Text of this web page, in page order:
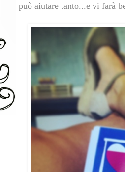
può aiutare tanto...e vi farà